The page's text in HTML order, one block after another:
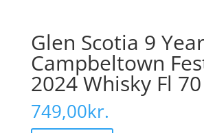
Glen Scotia 9
Campbeltown
2024 Whisky Fl 70
749,00kr.